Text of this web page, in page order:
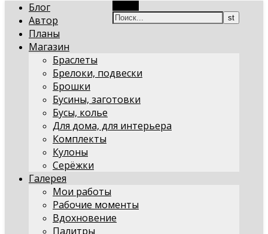
Блог
Автор
Планы
Магазин
Браслеты
Брелоки, подвески
Брошки
Бусины, заготовки
Бусы, колье
Для дома, для интерьера
Комплекты
Кулоны
Серёжки
Галерея
Мои работы
Рабочие моменты
Вдохновение
Палитры